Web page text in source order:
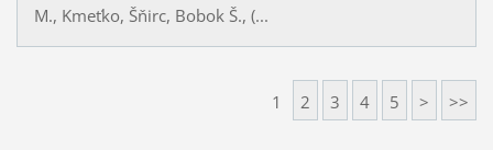
M., Kmeťko, Šňirc, Bobok Š., (...
1 2 3 4 5 > >>